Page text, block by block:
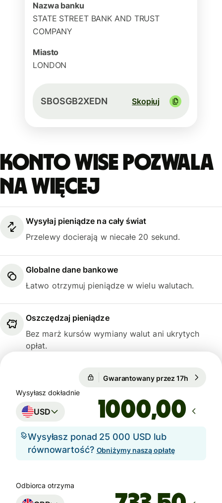
Nazwa banku
STATE STREET BANK AND TRUST
COMPANY
Miasto
LONDON
SBOSGB2XEDN Skopiuj
Konto Wise pozwala
na więcej
Wysyłaj pieniądze na cały świat
Przelewy docierają w niecałe 20 sekund.
Globalne dane bankowe
Łatwo otrzymuj pieniądze w wielu walutach.
Oszczędzaj pieniądze
Bez marż kursów wymiany walut ani ukrytych
opłat.
Gwarantowany przez 17h
Wysyłasz dokładnie
USD ,00
Wysyłasz ponad 25 000 USD lub
równowartość? Obniżymy naszą opłatę
Odbiorca otrzyma